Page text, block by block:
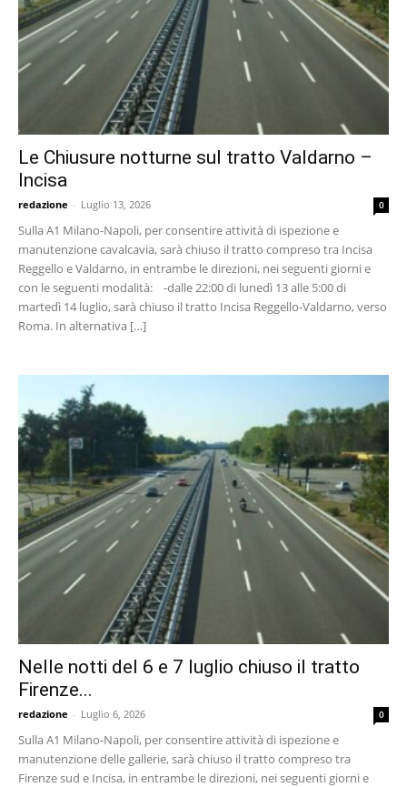
Le Chiusure notturne sul tratto Valdarno –
Incisa
redazione - Luglio 13, 2026 0
Sulla A1 Milano-Napoli, per consentire attività di ispezione e
manutenzione cavalcavia, sarà chiuso il tratto compreso tra Incisa
Reggello e Valdarno, in entrambe le direzioni, nei seguenti giorni e
con le seguenti modalità: -dalle 22:00 di lunedì 13 alle 5:00 di
martedì 14 luglio, sarà chiuso il tratto Incisa Reggello-Valdarno, verso
Roma. In alternativa […]
Nelle notti del 6 e 7 luglio chiuso il tratto
Firenze...
redazione - Luglio 6, 2026 0
Sulla A1 Milano-Napoli, per consentire attività di ispezione e
manutenzione delle gallerie, sarà chiuso il tratto compreso tra
Firenze sud e Incisa, in entrambe le direzioni, nei seguenti giorni e